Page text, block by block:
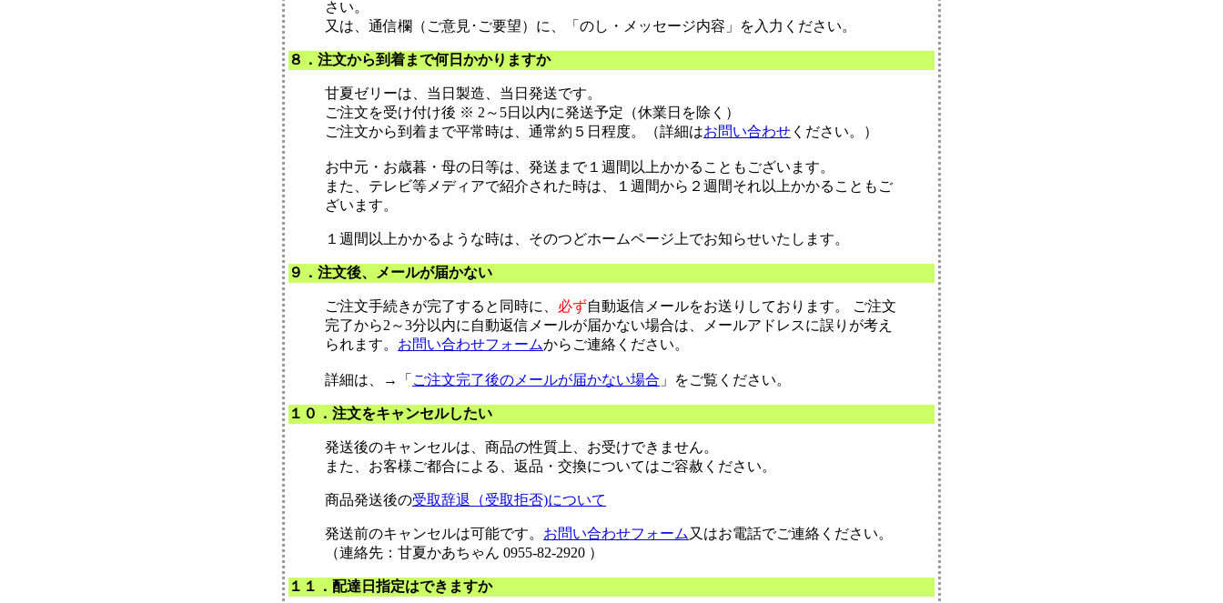
さい。
又は、通信欄（ご意見･ご要望）に、「のし・メッセージ内容」を入力ください。
８．注文から到着まで何日かかりますか
甘夏ゼリーは、当日製造、当日発送です。
ご注文を受け付け後 ※ 2～5日以内に発送予定（休業日を除く）
ご注文から到着まで平常時は、通常約５日程度。（詳細はお問い合わせ ください。）
お中元・お歳暮・母の日等は、発送まで１週間以上かかることもございます。
また、テレビ等メディアで紹介された時は、１週間から２週間それ以上かかることもご
ざいます。
１週間以上かかるような時は、そのつどホームページ上でお知らせいたします。
９．注文後、メールが届かない
ご注文手続きが完了すると同時に、 必ず自動返信メールをお送りしております。 ご注文
完了から2～3分以内に自動返信メールが届かない場合は、メールアドレスに誤りが考え
られます。 お問い合わせフォームからご連絡ください。
詳細は、→「 ご注文完了後のメールが届かない場合 」をご覧ください。
１０．注文をキャンセルしたい
発送後のキャンセルは、商品の性質上、お受けできません。
また、お客様ご都合による、返品・交換についてはご容赦ください。
商品発送後の受取辞退（受取拒否)について
発送前のキャンセルは可能です。 お問い合わせフォーム 又はお電話でご連絡ください。
（連絡先：甘夏かあちゃん 0955-82-2920 ）
１１．配達日指定はできますか